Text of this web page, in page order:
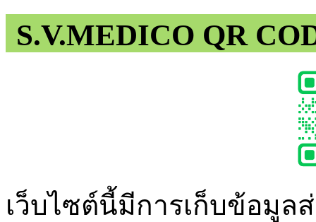
S.V.MEDICO QR
เว็บไซต์นี้มีการเก็บข้อมู